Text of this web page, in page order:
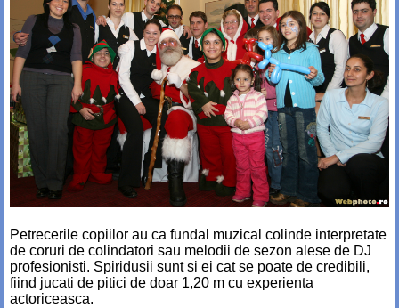
Petrecerile copiilor au ca fundal muzical colinde interpretate
de coruri de colindatori sau melodii de sezon alese de DJ
profesionisti. Spiridusii sunt si ei cat se poate de credibili,
fiind jucati de pitici de doar 1,20 m cu experienta
actoriceasca.